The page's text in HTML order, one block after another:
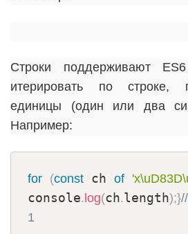
Строки поддерживают
итерировать по строке,
единицы (один или два
Например:
for (const ch of
console. log(ch.length);}
1